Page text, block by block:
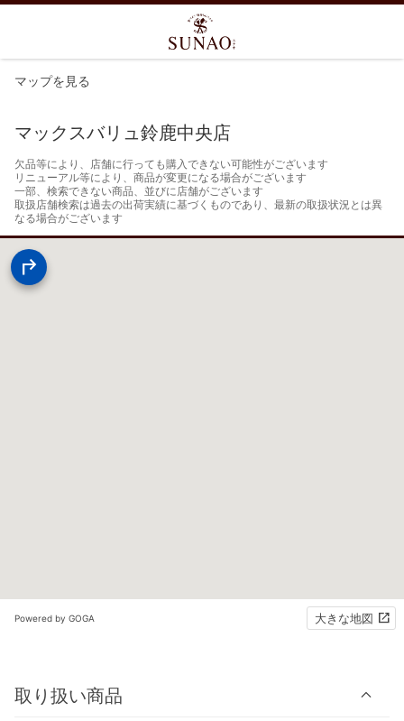
マップを見る
マックスバリュ鈴鹿中央店
欠品等により、店舗に行っても購入できない可能性がございます
リニューアル等により、商品が変更になる場合がございます
一部、検索できない商品、並びに店舗がございます
取扱店舗検索は過去の出荷実績に基づくものであり、最新の取扱状況とは異
なる場合がございます
Powered by GOGA 大きな地図
取り扱い商品